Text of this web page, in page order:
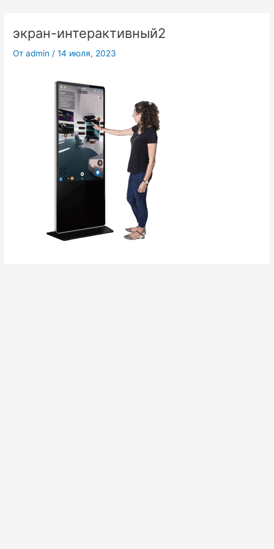
содержимому
экран-интерактивный2
Отadmin /14 июля, 2023